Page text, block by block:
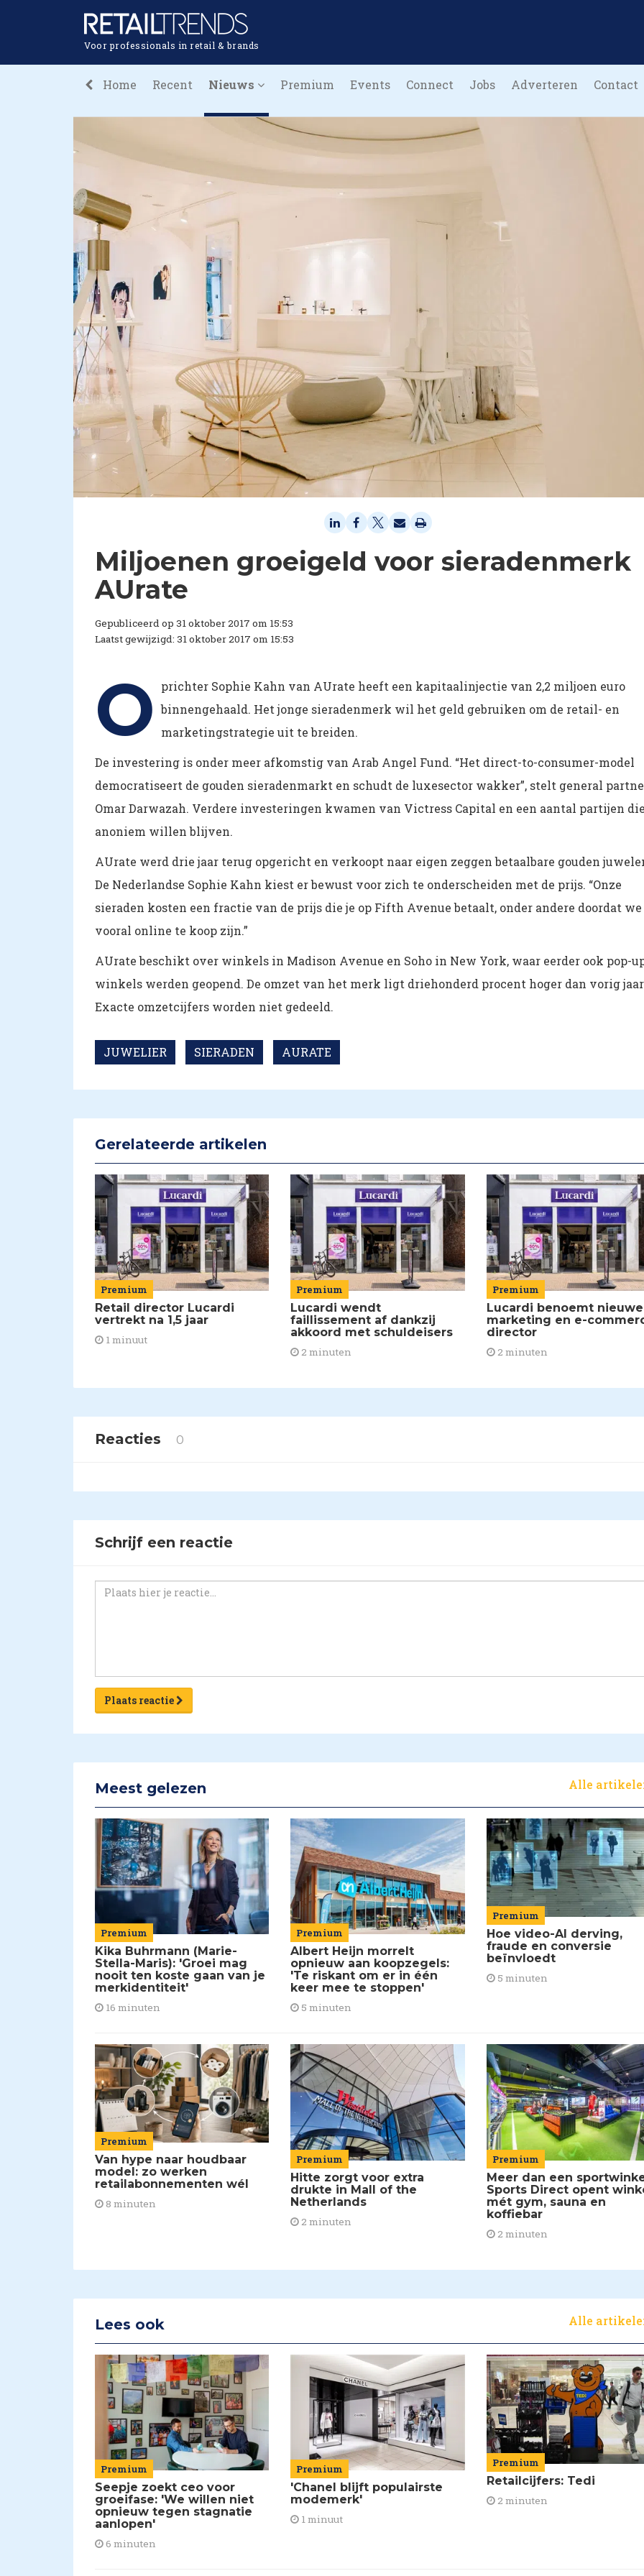
Voor professionals in retail & brands
Home Recent Nieuws Premium Events Connect Jobs Adverteren Contact
Miljoenen groeigeld voor sieradenmerk
AUrate
Gepubliceerd op 31 oktober 2017 om 15:53
Laatst gewijzigd: 31 oktober 2017 om 15:53
O
prichter Sophie Kahn van AUrate heeft een kapitaalinjectie van 2,2 miljoen euro
binnengehaald. Het jonge sieradenmerk wil het geld gebruiken om de retail- en
marketingstrategie uit te breiden.
De investering is onder meer afkomstig van Arab Angel Fund. “Het direct-to-consumer-model
democratiseert de gouden sieradenmarkt en schudt de luxesector wakker”, stelt general
Omar Darwazah. Verdere investeringen kwamen van Victress Capital en een aantal partijen
anoniem willen blijven.
AUrate werd drie jaar terug opgericht en verkoopt naar eigen zeggen betaalbare gouden
De Nederlandse Sophie Kahn kiest er bewust voor zich te onderscheiden met de prijs. “Onze
sieraden kosten een fractie van de prijs die je op Fifth Avenue betaalt, onder andere doordat we
vooral online te koop zijn.”
AUrate beschikt over winkels in Madison Avenue en Soho in New York, waar eerder ook pop-
winkels werden geopend. De omzet van het merk ligt driehonderd procent hoger dan vorig
Exacte omzetcijfers worden niet gedeeld.
JUWELIER SIERADEN AURATE
Gerelateerde artikelen
Premium
Retail director Lucardi
vertrekt na 1,5 jaar
1 minuut
Premium
Lucardi wendt
faillissement af dankzij
akkoord met schuldeisers
2 minuten
Premium
Lucardi benoemt nieuwe
marketing en e-
director
2 minuten
Reacties 0
Schrijf een reactie
Plaats reactie
Meest gelezen Alle
Premium
Kika Buhrmann (Marie-
Stella-Maris): 'Groei mag
nooit ten koste gaan van je
merkidentiteit'
16 minuten
Premium
Albert Heijn morrelt
opnieuw aan koopzegels:
'Te riskant om er in één
keer mee te stoppen'
5 minuten
Premium
Hoe video-AI derving,
fraude en conversie
beïnvloedt
5 minuten
Premium
Van hype naar houdbaar
model: zo werken
retailabonnementen wél
8 minuten
Premium
Hitte zorgt voor extra
drukte in Mall of the
Netherlands
2 minuten
Premium
Meer dan een
Sports Direct opent
mét gym, sauna en
koffiebar
2 minuten
Lees ook Alle
Premium
Seepje zoekt ceo voor
groeifase: 'We willen niet
opnieuw tegen stagnatie
aanlopen'
6 minuten
Premium
'Chanel blijft populairste
modemerk'
1 minuut
Premium
Retailcijfers: Tedi
2 minuten